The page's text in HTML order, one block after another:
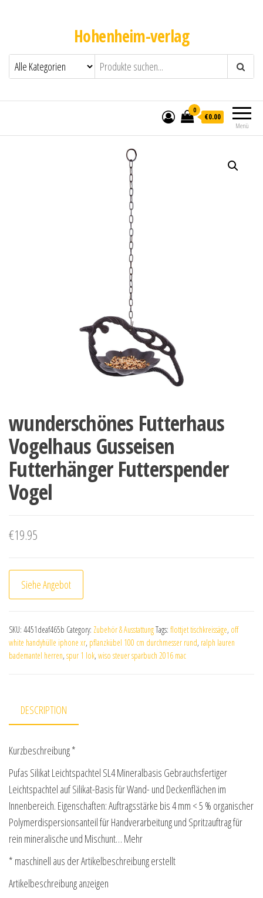
Hohenheim-verlag
Menü
0
€0.00
wunderschönes Futterhaus
Vogelhaus Gusseisen
Futterhänger Futterspender
Vogel
€19.95
Siehe Angebot
SKU: 4451deaf465b Category: Zubehör & AusstattungTags: flottjet tischkreissäge, off
white handyhülle iphone xr, pflanzkübel 100 cm durchmesser rund, ralph lauren
bademantel herren, spur 1 lok, wiso steuer sparbuch 2016 mac
DESCRIPTION
Kurzbeschreibung *
Pufas Silikat Leichtspachtel SL4 Mineralbasis Gebrauchsfertiger
Leichtspachtel auf Silikat-Basis für Wand- und Deckenflächen im
Innenbereich. Eigenschaften: Auftragsstärke bis 4 mm < 5 % organischer
Polymerdispersionsanteil für Handverarbeitung und Spritzauftrag für
rein mineralische und Mischunt… Mehr
* maschinell aus der Artikelbeschreibung erstellt
Artikelbeschreibung anzeigen